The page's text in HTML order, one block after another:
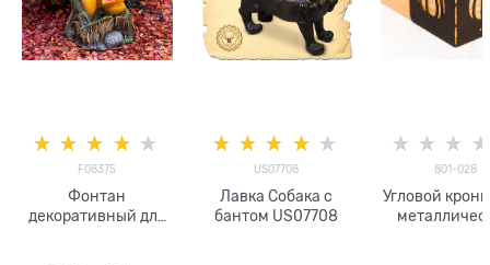
F08375
Фонтан
декоративный для
US07708
Лавка Собака с
бантом US07708
801-028
Угловой